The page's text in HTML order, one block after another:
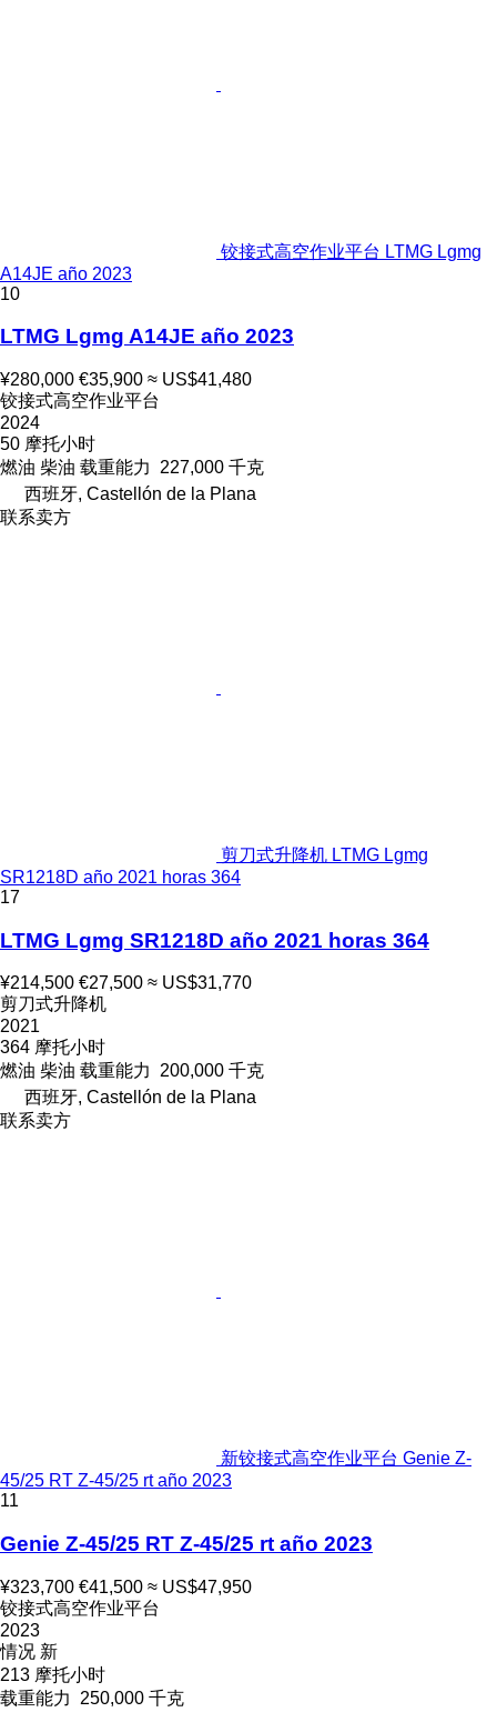
铰接式高空作业平台 LTMG Lgmg
A14JE año 2023
10
LTMG Lgmg A14JE año 2023
¥280,000 €35,900 ≈ US$41,480
铰接式高空作业平台
2024
50 摩托小时
燃油 柴油 载重能力
227,000 千克
西班牙, Castellón de la Plana
联系卖方
剪刀式升降机 LTMG Lgmg
SR1218D año 2021 horas 364
17
LTMG Lgmg SR1218D año 2021 horas 364
¥214,500 €27,500 ≈ US$31,770
剪刀式升降机
2021
364 摩托小时
燃油 柴油 载重能力 200,000 千克
西班牙, Castellón de la Plana
联系卖方
新铰接式高空作业平台 Genie Z-
45/25 RT Z-45/25 rt año 2023
11
Genie Z-45/25 RT Z-45/25 rt año 2023
¥323,700 €41,500 ≈ US$47,950
铰接式高空作业平台
2023
情况 新
213 摩托小时
载重能力
250,000 千克